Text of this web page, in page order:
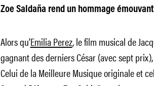
Zoe Saldaña rend un hommage
Alors qu’Emilia Perez,le film musical de
gagnant des derniers César (avec sept
Celui de la Meilleure Musique originale et